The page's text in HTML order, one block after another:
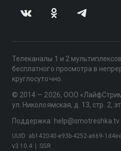
Телеканалы 1 и 2
бесплатного просмотра в
круглосуточно.
© 2014 — 2026, ООО
ул. Николоямская, д. 13, стр. 2,
Поддержка: help@smotreshka.tv
v3.10.4 SSR
UUID: ab142040-e93b-4252-a669-